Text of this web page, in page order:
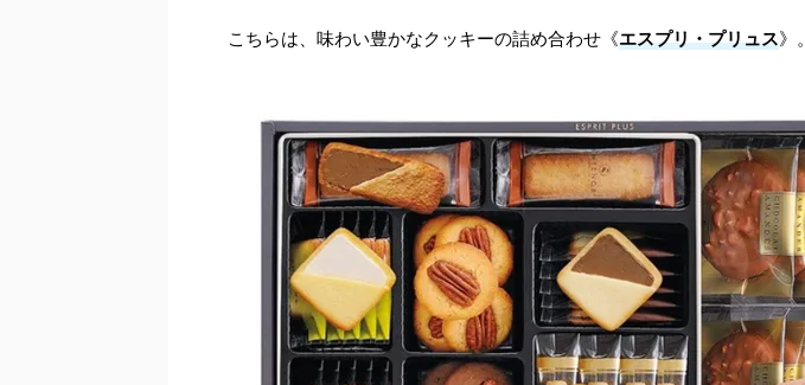
こちらは、味わい豊かなクッキーの詰め合わせ《エスプリ・プリュス》。